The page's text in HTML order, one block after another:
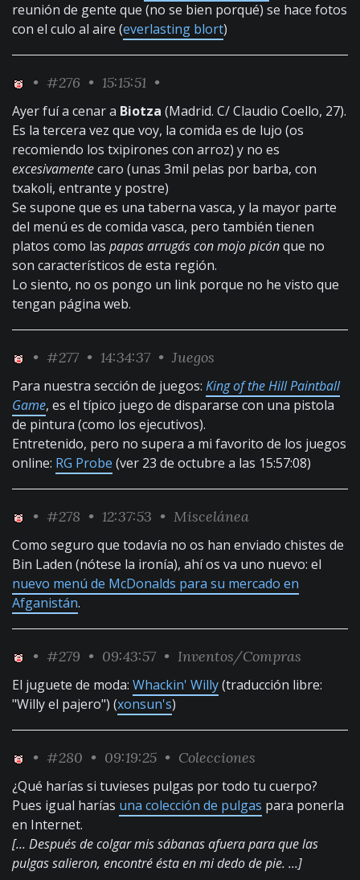
reunión de gente que (no se bien porqué) se hace fotos
con el culo al aire (everlasting blort)
• #276 • 15:15:51 •
Ayer fuí a cenar a Biotza (Madrid. C/ Claudio Coello, 27).
Es la tercera vez que voy, la comida es de lujo (os
recomiendo los txipirones con arroz) y no es
excesivamentecaro (unas 3mil pelas por barba, con
txakoli, entrante y postre)
Se supone que es una taberna vasca, y la mayor parte
del menú es de comida vasca, pero también tienen
platos como las papas arrugás con mojo picónque no
son característicos de esta región.
Lo siento, no os pongo un link porque no he visto que
tengan página web.
• #277 • 14:34:37 • Juegos
Para nuestra sección de juegos: King of the Hill Paintball
Game, es el típico juego de dispararse con una pistola
de pintura (como los ejecutivos).
Entretenido, pero no supera a mi favorito de los juegos
online: RG Probe (ver 23 de octubre a las 15:57:08)
• #278 • 12:37:53 • Miscelánea
Como seguro que todavía no os han enviado chistes de
Bin Laden (nótese la ironía), ahí os va uno nuevo: el
nuevo menú de McDonalds para su mercado en
Afganistán.
• #279 • 09:43:57 • Inventos/Compras
El juguete de moda: Whackin' Willy(traducción libre:
"Willy el pajero") (xonsun's)
• #280 • 09:19:25 • Colecciones
¿Qué harías si tuvieses pulgas por todo tu cuerpo?
Pues igual harías una colección de pulgas para ponerla
en Internet.
[... Después de colgar mis sábanas afuera para que las
pulgas salieron, encontré ésta en mi dedo de pie. ...]